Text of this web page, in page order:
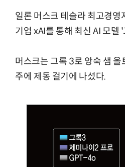
일론 머스크 테슬라 최고경
기업 xAI를 통해 최신 AI 모
머스크는 그록 3로 앙숙 샘
주에 제동 걸기에 나섰다.